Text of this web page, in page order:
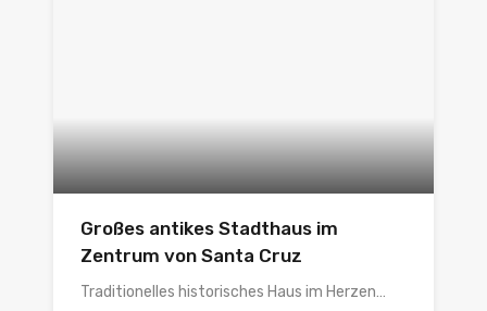
Großes antikes Stadthaus im
Zentrum von Santa Cruz
Traditionelles historisches Haus im Herzen…